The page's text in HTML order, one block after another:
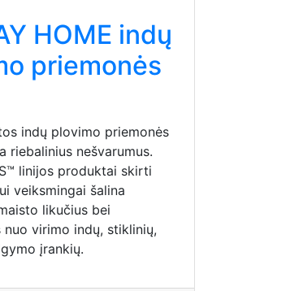
HOME indų
priemonės
indų plovimo priemonės
riebalinius nešvarumus.
linijos produktai skirti
veiksmingai šalina
likučius bei
nuo virimo indų, stiklinių,
įrankių.